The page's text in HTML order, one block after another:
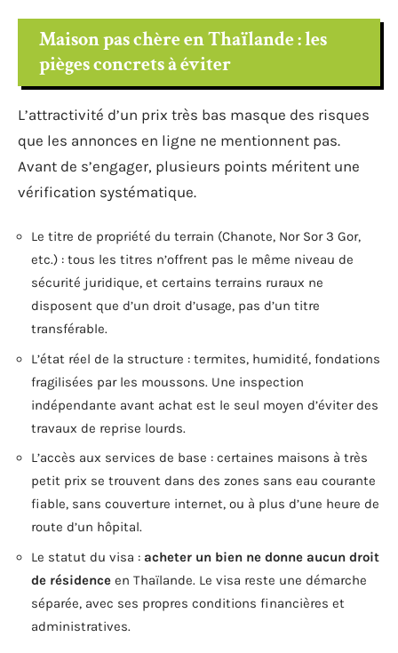
Maison pas chère en Thaïlande : les
pièges concrets à éviter
L’attractivité d’un prix très bas masque des risques
que les annonces en ligne ne mentionnent pas.
Avant de s’engager, plusieurs points méritent une
vérification systématique.
Le titre de propriété du terrain (Chanote, Nor Sor 3 Gor,
etc.) : tous les titres n’offrent pas le même niveau de
sécurité juridique, et certains terrains ruraux ne
disposent que d’un droit d’usage, pas d’un titre
transférable.
L’état réel de la structure : termites, humidité, fondations
fragilisées par les moussons. Une inspection
indépendante avant achat est le seul moyen d’éviter des
travaux de reprise lourds.
L’accès aux services de base : certaines maisons à très
petit prix se trouvent dans des zones sans eau courante
fiable, sans couverture internet, ou à plus d’une heure de
route d’un hôpital.
Le statut du visa : acheter un bien ne donne aucun droit
de résidence en Thaïlande. Le visa reste une démarche
séparée, avec ses propres conditions financières et
administratives.